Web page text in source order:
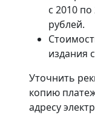
с 2010 по
рублей.
издания
Уточнить
копию
адресу